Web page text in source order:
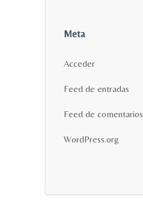
Meta
Acceder
Feed de entradas
Feed de comentarios
WordPress.org